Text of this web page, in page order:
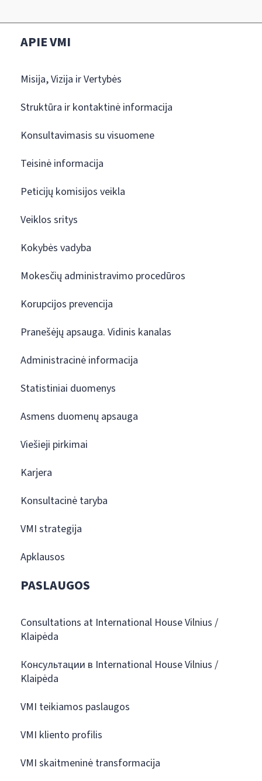
APIE VMI
Misija, Vizija ir Vertybės
Struktūra ir kontaktinė informacija
Konsultavimasis su visuomene
Teisinė informacija
Peticijų komisijos veikla
Veiklos sritys
Kokybės vadyba
Mokesčių administravimo procedūros
Korupcijos prevencija
Pranešėjų apsauga. Vidinis kanalas
Administracinė informacija
Statistiniai duomenys
Asmens duomenų apsauga
Viešieji pirkimai
Karjera
Konsultacinė taryba
VMI strategija
Apklausos
PASLAUGOS
Consultations at International House Vilnius /
Klaipėda
Консультации в International House Vilnius /
Klaipėda
VMI teikiamos paslaugos
VMI kliento profilis
VMI skaitmeninė transformacija